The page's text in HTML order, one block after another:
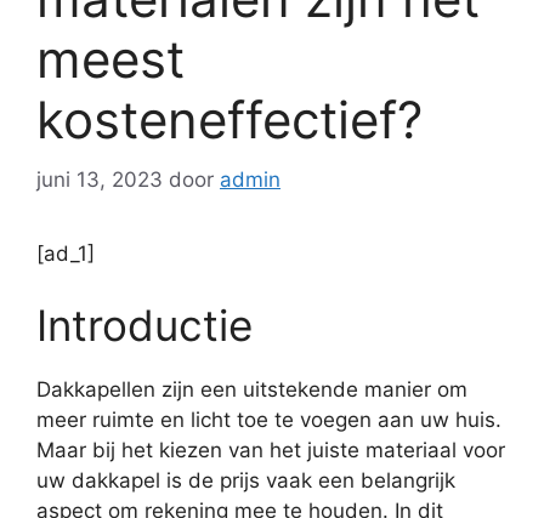
meest
kosteneffectief?
juni 13, 2023 door admin
[ad_1]
Introductie
Dakkapellen zijn een uitstekende manier om
meer ruimte en licht toe te voegen aan uw huis.
Maar bij het kiezen van het juiste materiaal voor
uw dakkapel is de prijs vaak een belangrijk
aspect om rekening mee te houden. In dit